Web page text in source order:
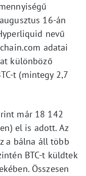
16-án
nevű
adatai
különböző
t (mintegy 2,7
már 18 142
el is adott. Az
a bálna áll több
BTC-t küldtek
Összesen